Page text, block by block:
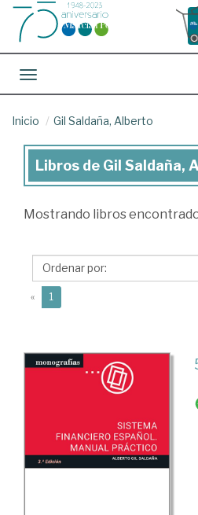
Toggle navigation
Inicio Gil Saldaña, Alberto
Libros
Gil
Alberto
Libros de Gil Saldaña,
Mostrando libros
« 1